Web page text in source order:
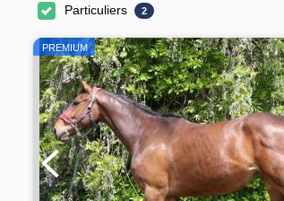
Particuliers 2
PREMIUM